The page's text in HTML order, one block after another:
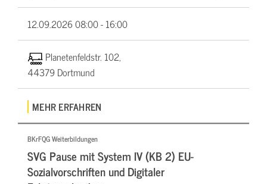
12.09.202608:00 - 16:00
Planetenfeldstr. 102,
44379 Dortmund
MEHR ERFAHREN
BKrFQG Weiterbildungen
SVG Pause mit System IV (KB 2) EU-
Sozialvorschriften und Digitaler